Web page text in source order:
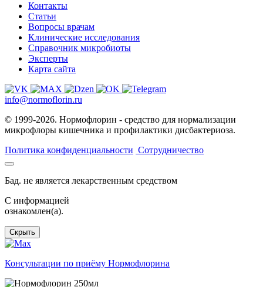
Контакты
Статьи
Вопросы врачам
Клинические исследования
Справочник микробиоты
Эксперты
Карта сайта
info@normoflorin.ru
© 1999-2026. Нормофлорин - средство для нормализации
микрофлоры кишечника и профилактики дисбактериоза.
Политика конфиденциальности Сотрудничество
Бад. не является лекарственным средством
C информацией
ознакомлен(а).
Скрыть
Консультации по приёму Нормофлорина